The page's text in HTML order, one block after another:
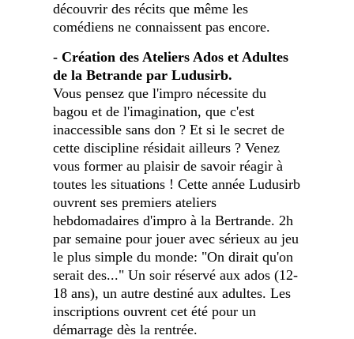
découvrir des récits que même les
comédiens ne connaissent pas encore.
- Création des Ateliers Ados et Adultes
de la Betrande par Ludusirb.
Vous pensez que l'impro nécessite du
bagou et de l'imagination, que c'est
inaccessible sans don ? Et si le secret de
cette discipline résidait ailleurs ? Venez
vous former au plaisir de savoir réagir à
toutes les situations ! Cette année Ludusirb
ouvrent ses premiers ateliers
hebdomadaires d'impro à la Bertrande. 2h
par semaine pour jouer avec sérieux au jeu
le plus simple du monde: "On dirait qu'on
serait des..." Un soir réservé aux ados (12-
18 ans), un autre destiné aux adultes. Les
inscriptions ouvrent cet été pour un
démarrage dès la rentrée.